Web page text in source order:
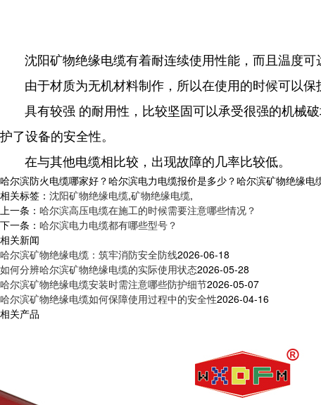
沈阳矿物绝缘电缆有着耐连续使用性能，而且温度可
由于材质为无机材料制作，所以在使用的时候可以保
具有较强 的耐用性，比较坚固可以承受很强的机械破
护了设备的安全性。
在与其他电缆相比较，出现故障的几率比较低。
哈尔滨防火电缆哪家好？哈尔滨电力电缆报价是多少？哈尔滨矿物绝缘
相关标签： 沈阳矿物绝缘电缆,矿物绝缘电缆,
上一条： 哈尔滨高压电缆在施工的时候需要注意哪些情况？
下一条： 哈尔滨电力电缆都有哪些型号？
相关新闻
哈尔滨矿物绝缘电缆：筑牢消防安全防线2026-06-18
如何分辨哈尔滨矿物绝缘电缆的实际使用状态2026-05-28
哈尔滨矿物绝缘电缆安装时需注意哪些防护细节2026-05-07
哈尔滨矿物绝缘电缆如何保障使用过程中的安全性2026-04-16
相关产品